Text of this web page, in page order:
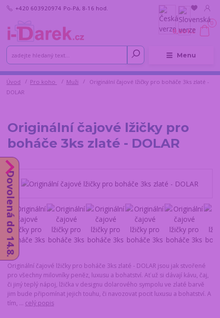
Menu
+420 603920974 Po-Pá, 8-16 hod.
0
0,00 Kč
Úvod Pro koho Muži
Originální čajové lžičky pro boháče 3ks zlaté -
DOLAR
Originální čajové lžičky pro
boháče 3ks zlaté - DOLAR
Originální čajové lžičky pro boháče 3ks zlaté - DOLAR jsou jak stvořené
pro všechny milovníky peněz, luxusu a bohatství. Ať už si dávají kávu, čaj,
či jiný teplý nápoj, lžička v designu dolarového sympolu ve zlaté barvě
jim bude připomínat jejich touhu, či navozovat pocit luxusu a bohatství. A
tím, ... celý popis
Dovolená do 14.8.